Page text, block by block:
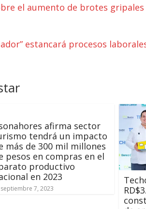
el aumento de brotes gripales
estancará procesos
afirma sector
tendrá un impacto
más de 300 mil millones
pesos en compras en el
productivo
en 2023
septiembre 7, 2023